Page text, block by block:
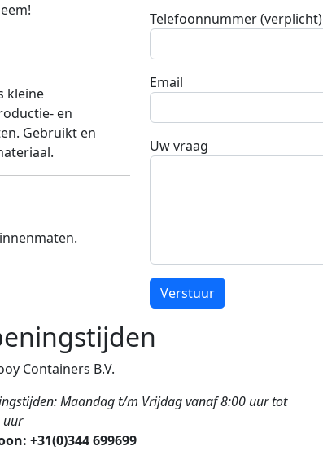
kleine
en
Gebruikt en
Telefoonnummer (verplicht)
Email
Uw vraag
Verstuur
Containers B.V.
Maandag t/m Vrijdag vanaf 8:00 uur tot
uur
+31(0)344 699699